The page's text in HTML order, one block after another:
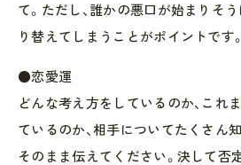
て。ただし、誰かの悪口が始まりそ
り替えてしまうことがポイントです。
●恋愛運
どんな考え方をしているのか、これ
ているのか、相手についてたくさん
そのまま伝えてください。決して否